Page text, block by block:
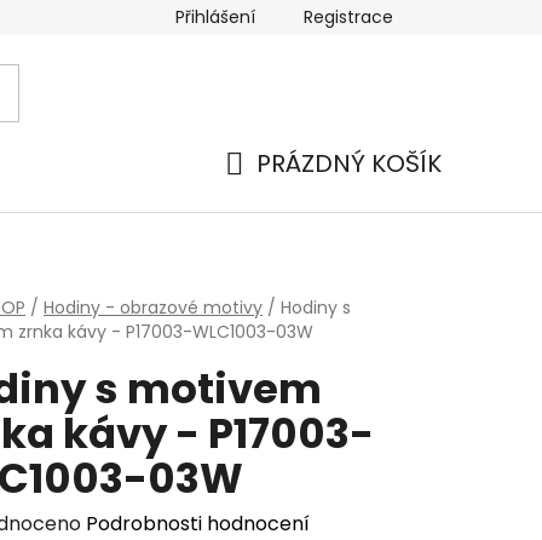
Přihlášení Registrace
PRÁZDNÝ KOŠÍK
/ Hodiny - obrazové motivy / Hodiny s
zrnka kávy - P17003-WLC1003-03W
s motivem
kávy - P17003-
03W
Podrobnosti hodnocení